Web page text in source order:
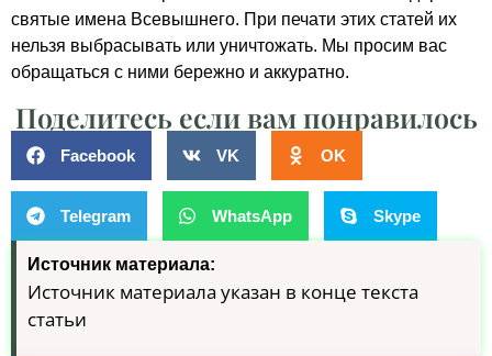
святые имена Всевышнего. При печати этих статей их
нельзя выбрасывать или уничтожать. Мы просим вас
обращаться с ними бережно и аккуратно.
Поделитесь если вам понравилось
Facebook VK OK
Telegram WhatsApp Skype
Источник материала:
Источник материала указан в конце текста
статьи